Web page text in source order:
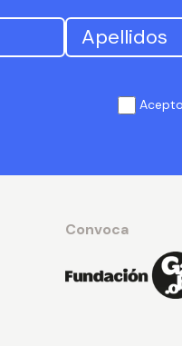
Convoca